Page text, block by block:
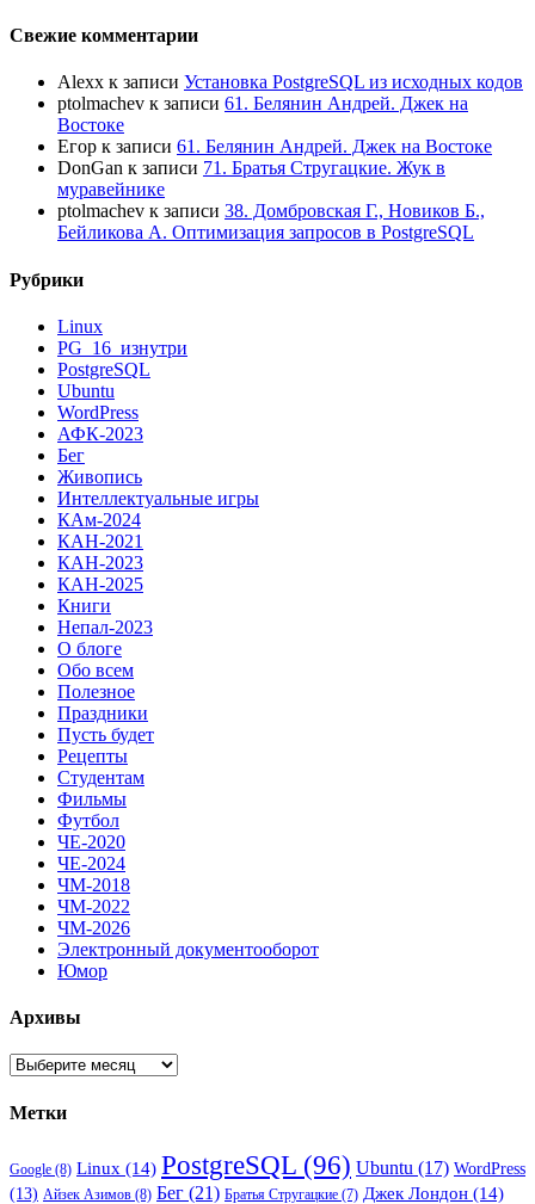
Свежие комментарии
Alexx к записи Установка PostgreSQL из исходных кодов
ptolmachev к записи 61. Белянин Андрей. Джек на
Востоке
Егор к записи 61. Белянин Андрей. Джек на Востоке
DonGan к записи 71. Братья Стругацкие. Жук в
муравейнике
ptolmachev к записи 38. Домбровская Г., Новиков Б.,
Бейликова А. Оптимизация запросов в PostgreSQL
Рубрики
Linux
PG_16_изнутри
PostgreSQL
Ubuntu
WordPress
АФК-2023
Бег
Живопись
Интеллектуальные игры
КАм-2024
КАН-2021
КАН-2023
КАН-2025
Книги
Непал-2023
О блоге
Обо всем
Полезное
Праздники
Пусть будет
Рецепты
Студентам
Фильмы
Футбол
ЧЕ-2020
ЧЕ-2024
ЧМ-2018
ЧМ-2022
ЧМ-2026
Электронный документооборот
Юмор
Архивы
Архивы
Метки
Google (8) Linux (14) PostgreSQL (96) Ubuntu (17) WordPress
(13) Айзек Азимов (8) Бег (21) Братья Стругацкие (7) Джек Лондон (14)